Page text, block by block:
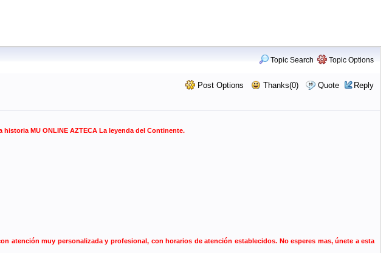
Topic Search Topic Options
Post Options Thanks(0) Quote Reply
MU ONLINE AZTECA La leyenda del Continente.
atención muy personalizada y profesional, con horarios de atención establecidos. No esperes mas, únete a esta